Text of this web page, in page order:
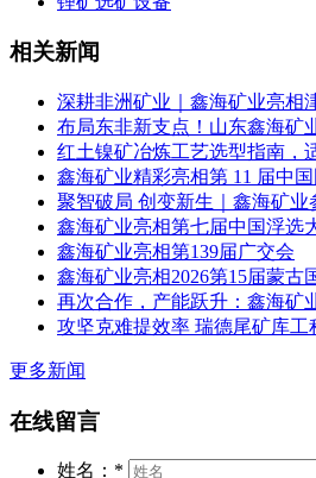
相关新闻
深耕非洲矿业｜鑫海矿业亮相
布局东非新支点！山东鑫海矿
红土镍矿冶炼工艺选型指南，
鑫海矿业精彩亮相第 11 届中
聚智破局 创变新生｜鑫海矿
鑫海矿业亮相第七届中国浮选
鑫海矿业亮相第139届广交会
鑫海矿业亮相2026第15届蒙古
再次合作，产能跃升：鑫海矿
攻坚克难提效率 瑞德尾矿库工
更多新闻
在线留言
姓名： *